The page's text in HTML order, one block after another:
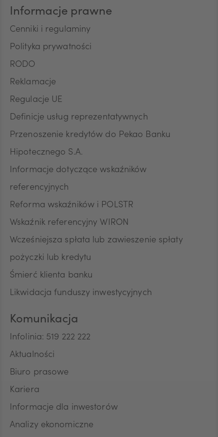
Pana/Pani danych osobowych: identyfikacyjne,
teleadresowe, dotyczące sytuacji ekonomicznej,
poziomu wykształcenia oraz posiadanych
dobrowolnie i oświadczam, że zostałem/am/
wycofanie zgody nie wpływa na zgodność z
podstawie zgody przed jej wycofaniem.
Informacje prawne
Cenniki i regulaminy
Polityka prywatności
RODO
Reklamacje
Regulacje UE
Definicje usług reprezentatywnych
Przenoszenie kredytów do Pekao Banku
Hipotecznego S.A.
Informacje dotyczące wskaźników
referencyjnych
Reforma wskaźników i POLSTR
Wskaźnik referencyjny WIRON
Wcześniejsza spłata lub zawieszenie spłaty
pożyczki lub kredytu
Śmierć klienta banku
Likwidacja funduszy inwestycyjnych
Komunikacja
Infolinia: 519 222 222
Aktualności
Biuro prasowe
Kariera
Informacje dla inwestorów
Analizy ekonomiczne